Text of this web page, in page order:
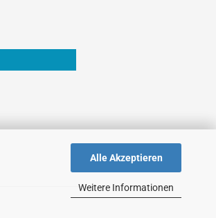
Alle Akzeptieren
Weitere Informationen